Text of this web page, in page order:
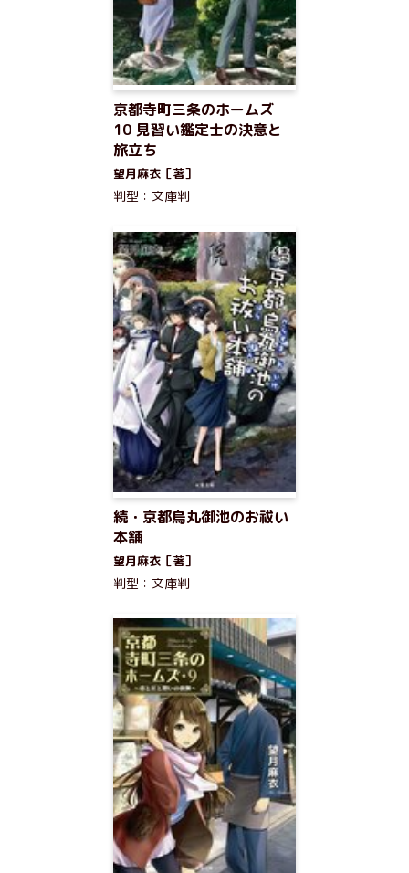
京都寺町三条のホームズ
10 見習い鑑定士の決意と
旅立ち
望月麻衣［著］
判型：文庫判
続・京都烏丸御池のお祓い
本舗
望月麻衣［著］
判型：文庫判